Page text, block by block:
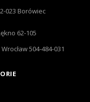
023 Borówiec
62-105
504-484-031